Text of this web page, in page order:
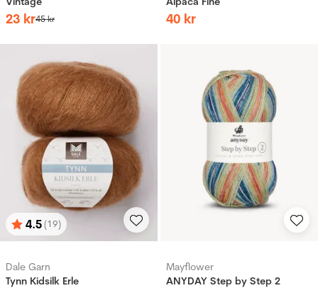
23 kr45kr 40 kr
Betyg:
4.5(19)
utav 5 stjärnor
Dale Garn
Tynn Kidsilk Erle
Mayflower
ANYDAY Step by Step 2